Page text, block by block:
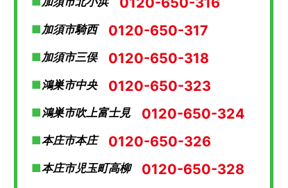
加須市騎西 0120-650-317
加須市三俣 0120-650-318
鴻巣市中央 0120-650-323
鴻巣市吹上富士見 0120-650-324
本庄市本庄 0120-650-326
本庄市児玉町高柳 0120-650-328